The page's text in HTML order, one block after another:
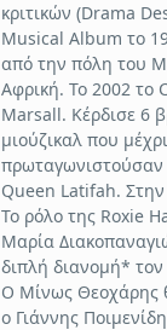
κριτικών (Drama
Musical Album το
από την πόλη του
Αφρική. Το 2002 το
Marsall. Κέρδισε 6
μιούζικαλ που
πρωταγωνιστούσαν
Queen Latifah. Στην
Το ρόλο της Roxie
Μαρία
διπλή διανομή*
Ο Μίνως Θεοχάρης
ο Γιάννης